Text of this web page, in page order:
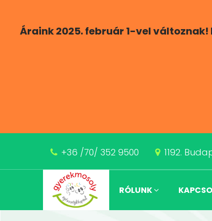
Áraink 2025. február 1-vel
+36 /70/ 352 9500 1192.
RÓLUNK